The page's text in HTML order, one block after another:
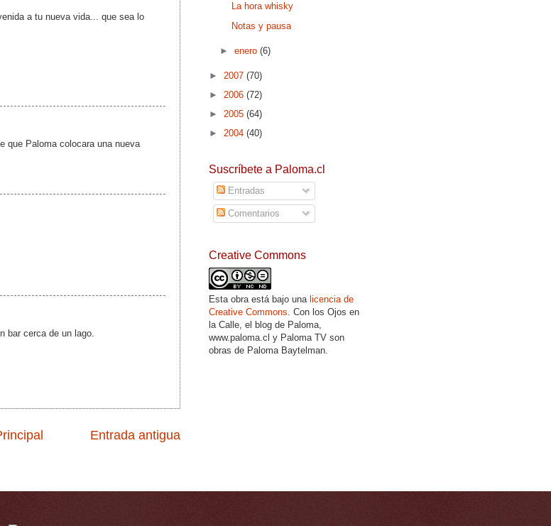
a tu nueva vida... que sea lo
que Paloma colocara una nueva
bar cerca de un lago.
Entrada antigua
La hora whisky
Notas y pausa
►enero(6)
► 2007 (70)
► 2006 (72)
► 2005 (64)
► 2004 (40)
Suscríbete a Paloma.cl
Entradas
Comentarios
Creative Commons
Esta obra está bajo una licencia de
Creative Commons . Con los Ojos en
la Calle, el blog de Paloma,
www.paloma.cl y Paloma TV son
obras de Paloma Baytelman.